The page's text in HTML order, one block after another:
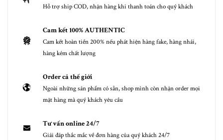
Hỗ trợ ship COD, nhận hàng khi thanh toán cho quý khách
Cam kết 100% AUTHENTIC
Cam kết hoàn tiền 200% nếu phát hiện hàng fake, hàng nhái,
hàng kém chất lượng
Order cả thế giới
Ngoài những sản phẩm có sẵn, shop mình còn nhận order mọi
mặt hàng mà quý khách yêu cầu
Tư vấn online 24/7
Giải đáp thắc mắc về đơn hàng của quý khách 24/7